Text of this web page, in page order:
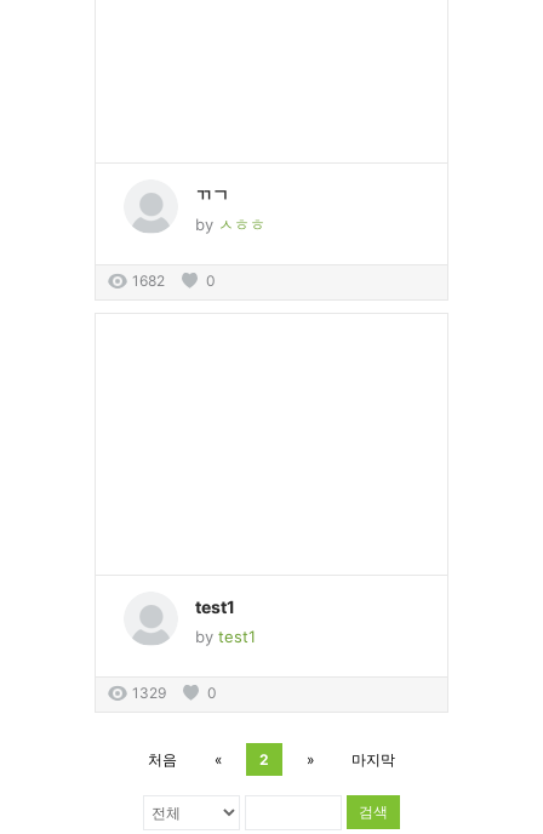
ㄲㄱ
by ㅅㅎㅎ
1682 0
test1
by test1
1329 0
처음 « 2 » 마지막
검색